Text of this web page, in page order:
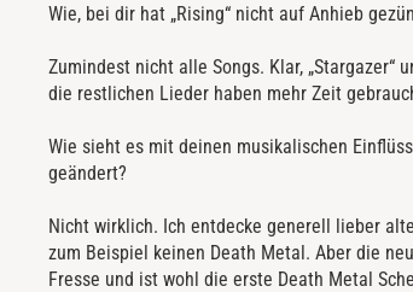
Wie, bei dir hat „Rising“ nicht auf Anhieb
Zumindest nicht alle Songs. Klar, „Stargazer“
die restlichen Lieder haben mehr Zeit
Wie sieht es mit deinen musikalischen
geändert?
Nicht wirklich. Ich entdecke generell lieber
zum Beispiel keinen Death Metal. Aber die
Fresse und ist wohl die erste Death Metal